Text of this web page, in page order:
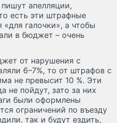
апелляции,
есть эти штрафные
галочки», а чтобы
в бюджет – очень
от нарушения с
6–7%, то от штрафов с
не превысит 10 %. Эти
не пойдут, зато за них
были оформлены
ограничений по въезду
так и будут ездить,